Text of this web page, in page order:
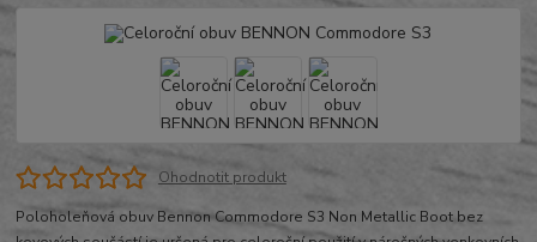
Ohodnotit produkt
Poloholeňová obuv Bennon Commodore S3 Non Metallic Boot bez